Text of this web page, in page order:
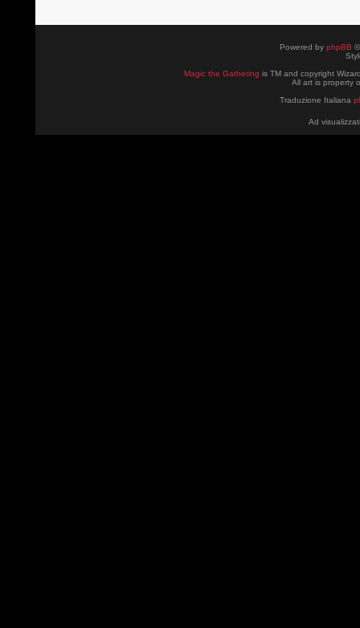
Powered by phpBB
Magic the Gathering is TM and copyright
All art is property
Traduzione Italiana
Ad